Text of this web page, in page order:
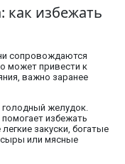
как избежать
сопровождаются
может привести к
важно заранее
голодный желудок.
избежать
закуски, богатые
сыры или мясные